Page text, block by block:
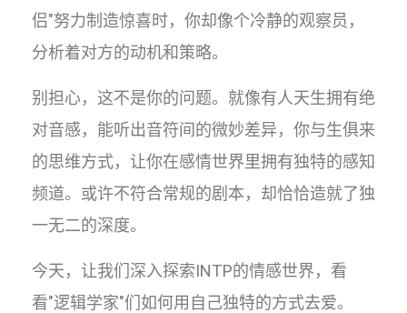
侣"努力制造惊喜时，你却像个冷静的观察员，
分析着对方的动机和策略。
别担心，这不是你的问题。就像有人天生拥有绝
对音感，能听出音符间的微妙差异，你与生俱来
的思维方式，让你在感情世界里拥有独特的感知
频道。或许不符合常规的剧本，却恰恰造就了独
一无二的深度。
今天，让我们深入探索INTP的情感世界，看
看"逻辑学家"们如何用自己独特的方式去爱。